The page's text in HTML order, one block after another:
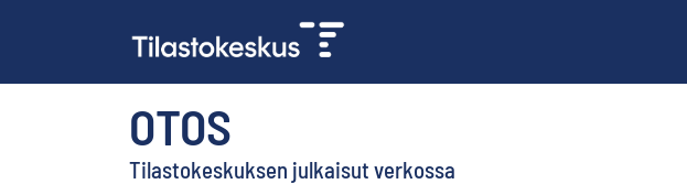
OTOS
Tilastokeskuksen julkaisut verkossa